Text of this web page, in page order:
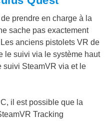
prendre en charge à la
sache pas exactement
anciens pistolets VR de
le suivi via le système haut
suivi SteamVR via et le
il est possible que la
Tracking